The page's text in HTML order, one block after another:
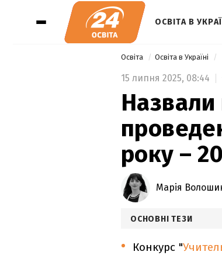
ОСВІТА В
Освіта Освіта в Україні
15 липня 2025, 08:44
Назвали
року –
Марія
ОСНОВНІ ТЕЗИ
Конкурс "